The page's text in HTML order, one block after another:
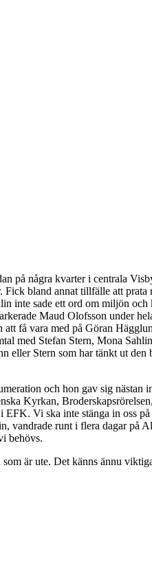
på några kvarter i centrala
bland annat tillfälle att
inte sade ett ord om miljön
Maud Olofsson under
få vara med på Göran
med Stefan Stern, Mona
Stern som har tänkt ut den
och hon gav sig nästan
Kyrkan,
Vi ska inte stänga in oss
vandrade runt i flera dagar på
behövs.
är ute. Det känns ännu